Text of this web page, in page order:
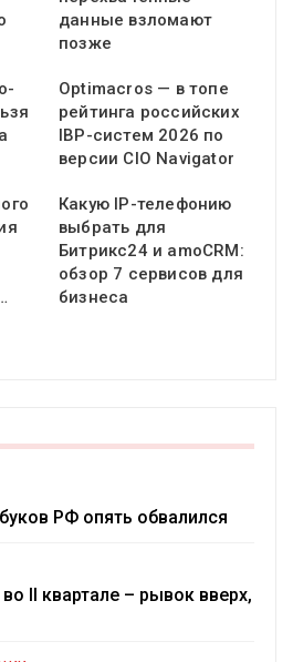
данные взломают
позже
Optimacros — в топе
рейтинга российских
IBP-систем 2026 по
версии CIO Navigator
Какую IP-телефонию
выбрать для
Битрикс24 и amoCRM:
обзор 7 сервисов для
бизнеса
РФ опять обвалился
II квартале – рывок вверх,